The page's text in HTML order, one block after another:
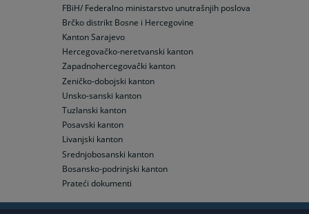
FBiH/ Federalno ministarstvo unutrašnjih poslova
Brčko distrikt Bosne i Hercegovine
Kanton Sarajevo
Hercegovačko-neretvanski kanton
Zapadnohercegovački kanton
Zeničko-dobojski kanton
Unsko-sanski kanton
Tuzlanski kanton
Posavski kanton
Livanjski kanton
Srednjobosanski kanton
Bosansko-podrinjski kanton
Prateći dokumenti